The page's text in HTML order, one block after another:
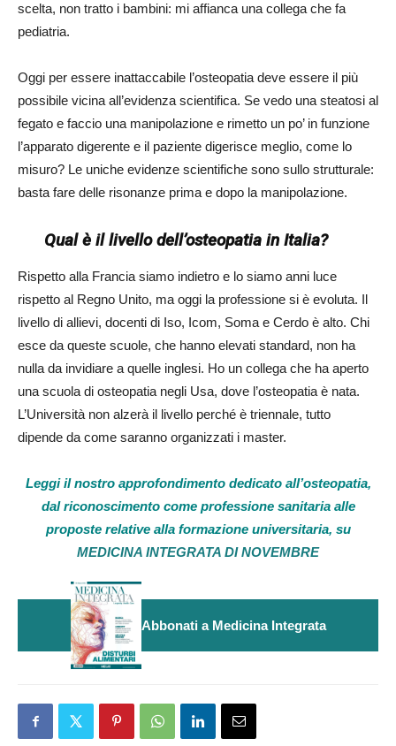
scelta, non tratto i bambini: mi affianca una collega che fa
pediatria.
Oggi per essere inattaccabile l’osteopatia deve essere il più
possibile vicina all’evidenza scientifica. Se vedo una steatosi al
fegato e faccio una manipolazione e rimetto un po’ in funzione
l’apparato digerente e il paziente digerisce meglio, come lo
misuro? Le uniche evidenze scientifiche sono sullo strutturale:
basta fare delle risonanze prima e dopo la manipolazione.
Qual è il livello dell’osteopatia in Italia?
Rispetto alla Francia siamo indietro e lo siamo anni luce
rispetto al Regno Unito, ma oggi la professione si è evoluta. Il
livello di allievi, docenti di Iso, Icom, Soma e Cerdo è alto. Chi
esce da queste scuole, che hanno elevati standard, non ha
nulla da invidiare a quelle inglesi. Ho un collega che ha aperto
una scuola di osteopatia negli Usa, dove l’osteopatia è nata.
L’Università non alzerà il livello perché è triennale, tutto
dipende da come saranno organizzati i master.
Leggi il nostro approfondimento dedicato all’osteopatia,
dal riconoscimento come professione sanitaria alle
proposte relative alla formazione universitaria, su
MEDICINA INTEGRATA DI NOVEMBRE
Abbonati a Medicina Integrata